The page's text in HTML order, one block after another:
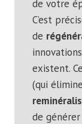
de votre
C’est
de
existent.
(qui
de générer